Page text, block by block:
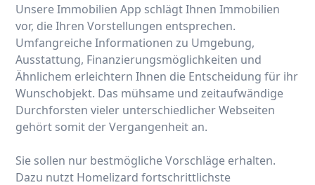
Unsere Immobilien App schlägt Ihnen Immobilien
vor, die Ihren Vorstellungen entsprechen.
Umfangreiche Informationen zu Umgebung,
Ausstattung, Finanzierungsmöglichkeiten und
Ähnlichem erleichtern Ihnen die Entscheidung für ihr
Wunschobjekt. Das mühsame und zeitaufwändige
Durchforsten vieler unterschiedlicher Webseiten
gehört somit der Vergangenheit an.
Sie sollen nur bestmögliche Vorschläge erhalten.
Dazu nutzt Homelizard fortschrittlichste